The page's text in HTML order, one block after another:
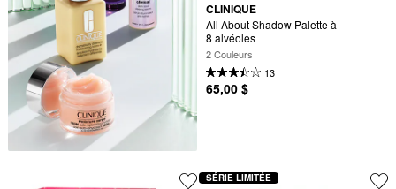
CLINIQUE
All About Shadow Palette à
8 alvéoles
2 Couleurs
13
65,00 $
SÉRIE LIMITÉE